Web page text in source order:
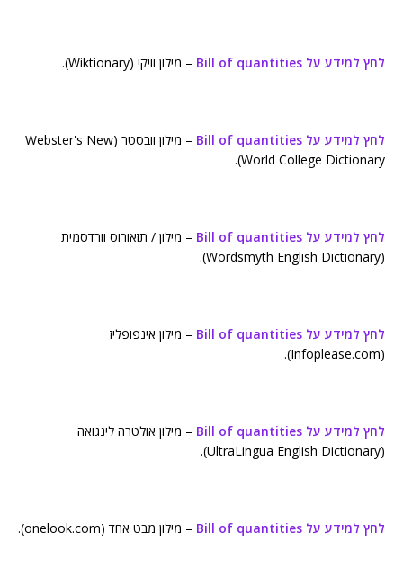
לחץ למידע על Bill of quantities – מילון וויקי (Wiktionary).
לחץ למידע על Bill of quantities
– מילון וובסטר (Webster's New
World College Dictionary).
לחץ למידע על Bill of quantities
– מילון / תזאורוס וורדסמית
(Wordsmyth English Dictionary).
לחץ למידע על Bill of quantities
– מילון אינפופליז
(Infoplease.com).
לחץ למידע על Bill of quantities
– מילון אולטרה לינגואה
(UltraLingua English Dictionary).
לחץ למידע על Bill of quantities – מילון מבט אחד (onelook.com).